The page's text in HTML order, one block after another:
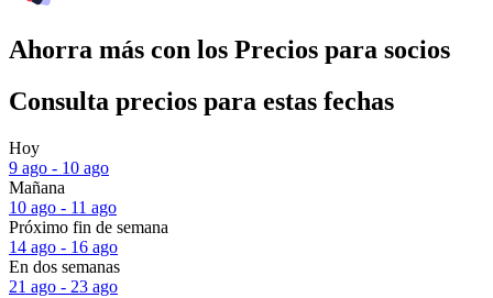
Ahorra más con los Precios para socios
Consulta precios para estas fechas
Hoy
9 ago - 10 ago
Mañana
10 ago - 11 ago
Próximo fin de semana
14 ago - 16 ago
En dos semanas
21 ago - 23 ago